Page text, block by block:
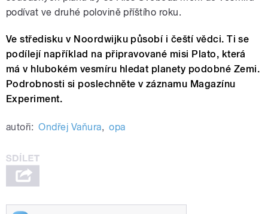
podívat ve druhé polovině příštího roku.
Ve středisku v Noordwijku působí i čeští vědci. Ti se
podílejí například na připravované misi Plato, která
má v hlubokém vesmíru hledat planety podobné Zemi.
Podrobnosti si poslechněte v záznamu Magazínu
Experiment.
autoři: Ondřej Vaňura, opa